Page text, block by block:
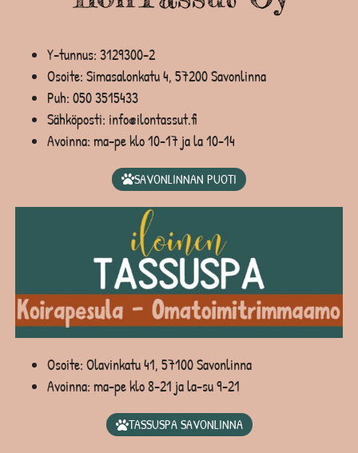
Y-tunnus: 3129300-2
Osoite: Simasalonkatu 4, 57200 Savonlinna
Puh: 050 3515433
Sähköposti: info@ilontassut.fi
Avoinna: ma-pe klo 10-17 ja la 10-14
SAVONLINNAN PUOTI
Osoite: Olavinkatu 41, 57100 Savonlinna
Avoinna: ma-pe klo 8-21 ja la-su 9-21
TASSUSPA SAVONLINNA